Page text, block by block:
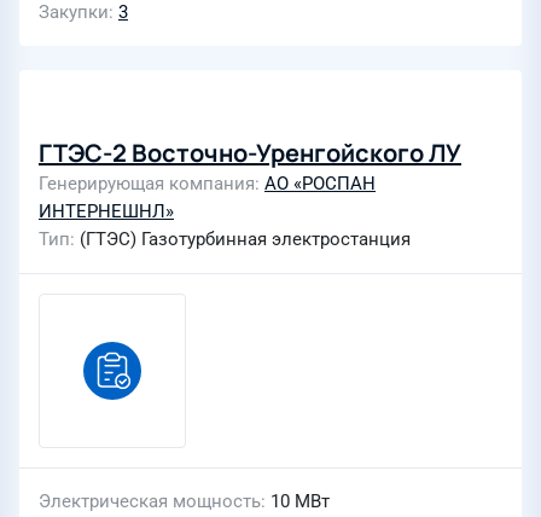
Закупки 3
ГТЭС-2 Восточно-Уренгойского ЛУ
Генерирующая компания АО «РОСПАН
ИНТЕРНЕШНЛ»
Тип (ГТЭС) Газотурбинная электростанция
Электрическая мощность 10 МВт